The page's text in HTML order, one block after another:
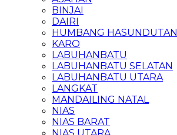
BINJAI
DAIRI
HUMBANG HASUNDUTAN
KARO
LABUHANBATU
LABUHANBATU SELATAN
LABUHANBATU UTARA
LANGKAT
MANDAILING NATAL
NIAS
NIAS BARAT